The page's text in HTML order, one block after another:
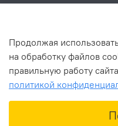
Продолжая
на обработку файлов
правильную работу
политикой